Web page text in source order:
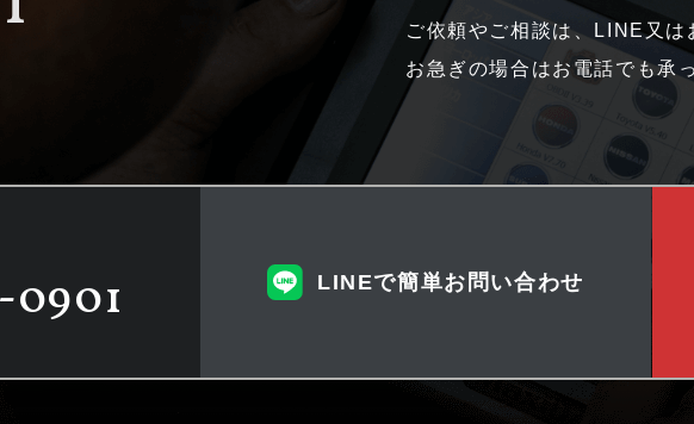
ご依頼やご相談は、LINE又
お急ぎの場合はお電話でも承
0901 LINEで簡単お問い合わせ